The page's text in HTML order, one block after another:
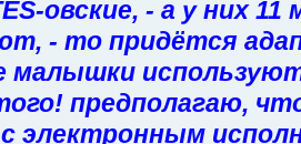
овские, - а у них 11
- то придётся
малышки
предполагаю,
электронным